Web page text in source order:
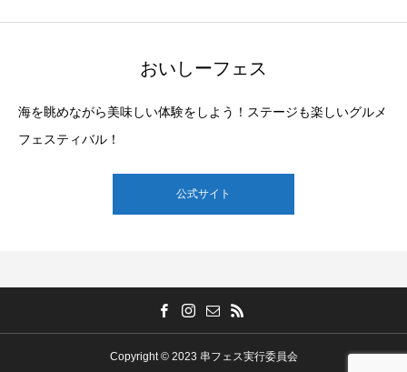
おいしーフェス
海を眺めながら美味しい体験をしよう！ステージも楽しいグルメ
フェスティバル！
公式サイト
Copyright © 2023 串フェス実行委員会